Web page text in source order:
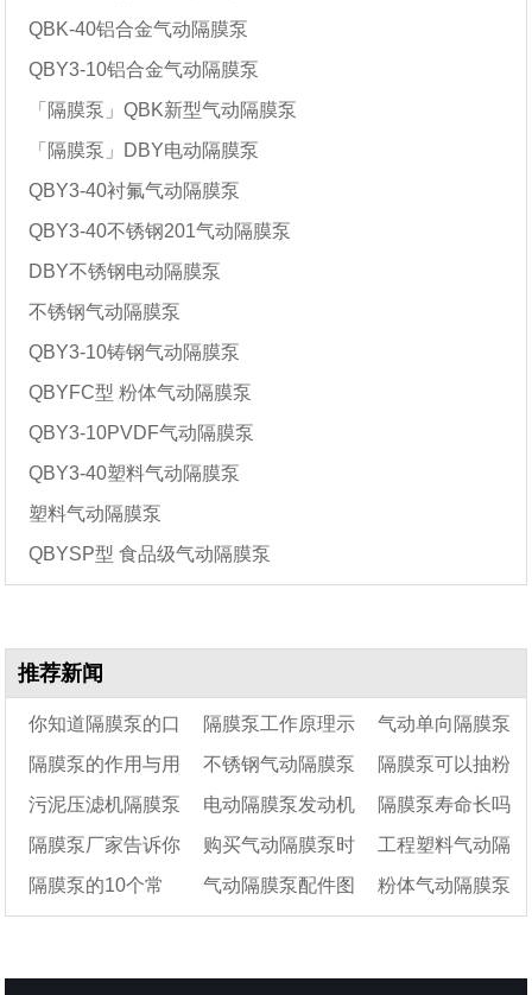
QBK-40铝合金气动隔膜泵
QBY3-10铝合金气动隔膜泵
「隔膜泵」QBK新型气动隔膜泵
「隔膜泵」DBY电动隔膜泵
QBY3-40衬氟气动隔膜泵
QBY3-40不锈钢201气动隔膜泵
DBY不锈钢电动隔膜泵
不锈钢气动隔膜泵
QBY3-10铸钢气动隔膜泵
QBYFC型 粉体气动隔膜泵
QBY3-10PVDF气动隔膜泵
QBY3-40塑料气动隔膜泵
塑料气动隔膜泵
QBYSP型 食品级气动隔膜泵
推荐新闻
你知道隔膜泵的口
径选型参考参数吗？
隔膜泵工作原理示
意图及使用注意事项
气动单向隔膜泵
膜片有哪些材质?要
怎么拆装?
隔膜泵的作用与用 不锈钢气动隔膜泵
漏气的原因具体是什
么?
隔膜泵可以抽粉
料吗
污泥压滤机隔膜泵
要怎么去选型呢?
电动隔膜泵发动机
温度过高的原因
隔膜泵寿命长吗
隔膜泵厂家告诉你
气动隔膜泵不工作什
购买气动隔膜泵时
的一些常见问题
工程塑料气动隔
膜泵不工作的7个原
隔膜泵的10个常 气动隔膜泵配件图 粉体气动隔膜泵